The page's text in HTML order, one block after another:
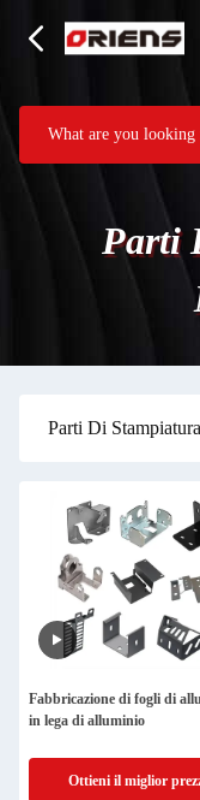
Parti
Parti Di
Fabbricazione di fogli di
in lega di alluminio
Ottieni il miglior